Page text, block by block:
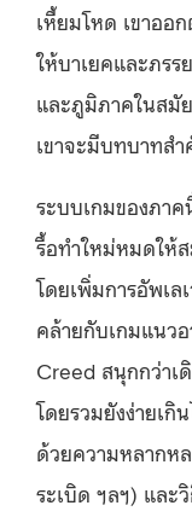
เหี้ยมโหด เขาออ
ให้บาเยคและภรร
และภูมิภาคในสมั
เขาจะมีบทบาทส
ระบบเกมของภา
รื้อทำใหม่หมดให้
โดยเพิ่มการอัพเ
คล้ายกับเกมแนว
Creed สนุกกว่าเ
โดยรวมยังง่ายเกิ
ด้วยความหลากห
ระเบิด ฯลฯ) และ